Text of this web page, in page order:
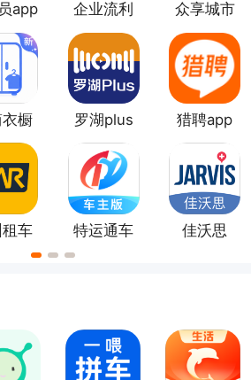
app
企业流利
说app
众享城市
生活app
橱
罗湖plus 猎聘app
车
特运通车
佳沃思